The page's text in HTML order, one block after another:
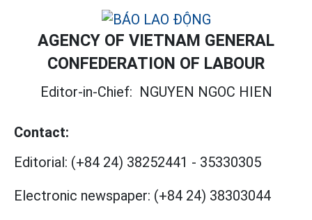
AGENCY OF VIETNAM GENERAL
CONFEDERATION OF LABOUR
Editor-in-Chief: NGUYEN NGOC HIEN
Contact:
Editorial: (+84 24) 38252441 - 35330305
Electronic newspaper: (+84 24) 38303044